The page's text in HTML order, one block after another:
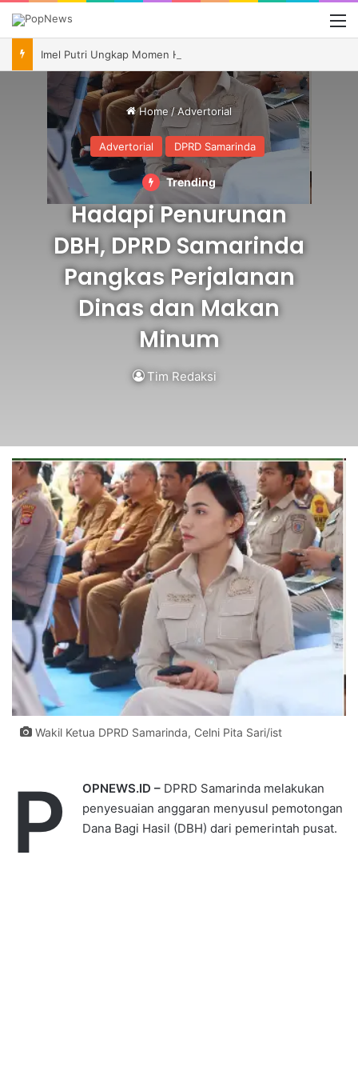
Home /Advertorial
Advertorial DPRD Samarinda
Trending
Hadapi Penurunan
DBH, DPRD Samarinda
Pangkas Perjalanan
Dinas dan Makan
Minum
Tim Redaksi
Wakil Ketua DPRD Samarinda, Celni Pita Sari/ist
P OPNEWS.ID – DPRD Samarinda melakukan
penyesuaian anggaran menyusul pemotongan
Dana Bagi Hasil (DBH) dari pemerintah pusat.